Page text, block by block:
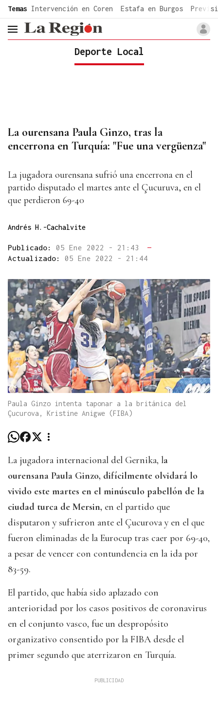
common.go-to-content
Temas Intervención en Coren Estafa en Burgos
header.menu.open
Deporte Local
La ourensana Paula Ginzo, tras la
encerrona en Turquía: "Fue una vergüenza"
La jugadora ourensana sufrió una encerrona en el
partido disputado el martes ante el Çucuruva, en el
que perdieron 69-40
Andrés H.-Cachalvite
Publicado: 05 Ene 2022 - 21:43
—
Actualizado: 05 Ene 2022 - 21:44
Paula Ginzo intenta taponar a la británica del
Çucurova, Kristine Anigwe (FIBA)
La jugadora internacional del Gernika, la
ourensana Paula Ginzo, difícilmente olvidará lo
vivido este martes en el minúsculo pabellón de la
ciudad turca de Mersin, en el partido que
disputaron y sufrieron ante el Çucurova y en el que
fueron eliminadas de la Eurocup tras caer por 69-40,
a pesar de vencer con contundencia en la ida por
83-59.
El partido, que había sido aplazado con
anterioridad por los casos positivos de coronavirus
en el conjunto vasco, fue un despropósito
organizativo consentido por la FIBA desde el
primer segundo que aterrizaron en Turquía.